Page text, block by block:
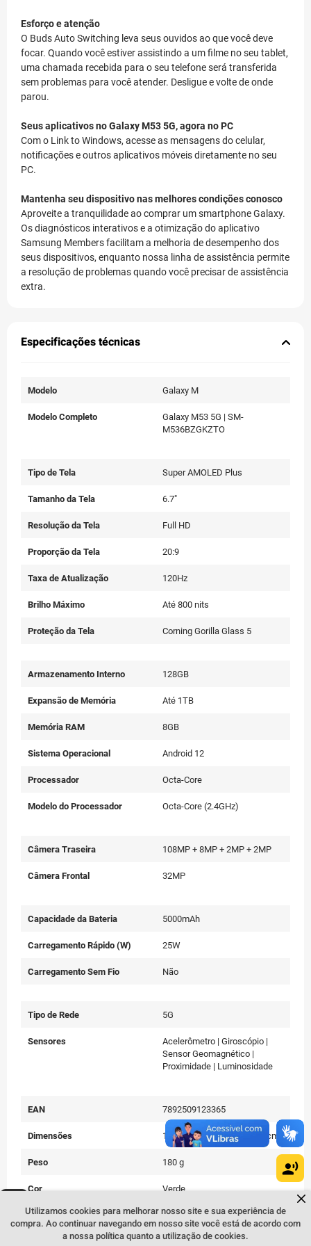
Dúvidas sobre produtos?
Esforço e atenção
O Buds Auto Switching leva seus ouvidos ao que você deve
focar. Quando você estiver assistindo a um filme no seu tablet,
uma chamada recebida para o seu telefone será transferida
sem problemas para você atender. Desligue e volte de onde
parou.
Seus aplicativos no Galaxy M53 5G, agora no PC
Com o Link to Windows, acesse as mensagens do celular,
notificações e outros aplicativos móveis diretamente no seu
PC.
Mantenha seu dispositivo nas melhores condições conosco
Aproveite a tranquilidade ao comprar um smartphone Galaxy.
Os diagnósticos interativos e a otimização do aplicativo
Samsung Members facilitam a melhoria de desempenho dos
seus dispositivos, enquanto nossa linha de assistência permite
a resolução de problemas quando você precisar de assistência
extra.
Especificações técnicas
Modelo Galaxy M
Modelo Completo
Galaxy M53 5G | SM-
M536BZGKZTO
Tipo de Tela Super AMOLED Plus
Tamanho da Tela 6.7"
Resolução da Tela Full HD
Proporção da Tela 20:9
Taxa de Atualização 120Hz
Brilho Máximo Até 800 nits
Proteção da Tela Corning Gorilla Glass 5
Armazenamento Interno 128GB
Expansão de Memória Até 1TB
Memória RAM 8GB
Sistema Operacional Android 12
Processador Octa-Core
Modelo do Processador Octa-Core (2.4GHz)
Câmera Traseira 108MP + 8MP + 2MP + 2MP
Câmera Frontal 32MP
Capacidade da Bateria 5000mAh
Carregamento Rápido (W) 25W
Carregamento Sem Fio Não
Tipo de Rede 5G
Sensores
Acelerômetro | Giroscópio |
Sensor Geomagnético |
Proximidade | Luminosidade
EAN 7892509123365
Dimensões 17,98(a) x 9,07(l) x 4,50(c) cm
Peso 180 g
Cor Verde
Conteúdo da Embalagem
Aparelho celular, carregador,
cabo USB, Extrator de Chip e
manual do usuário
Utilizamos cookies para melhorar nosso site e sua experiência de
compra. Ao continuar navegando em nosso site você está de acordo com
a nossa política quanto a utilização de cookies.